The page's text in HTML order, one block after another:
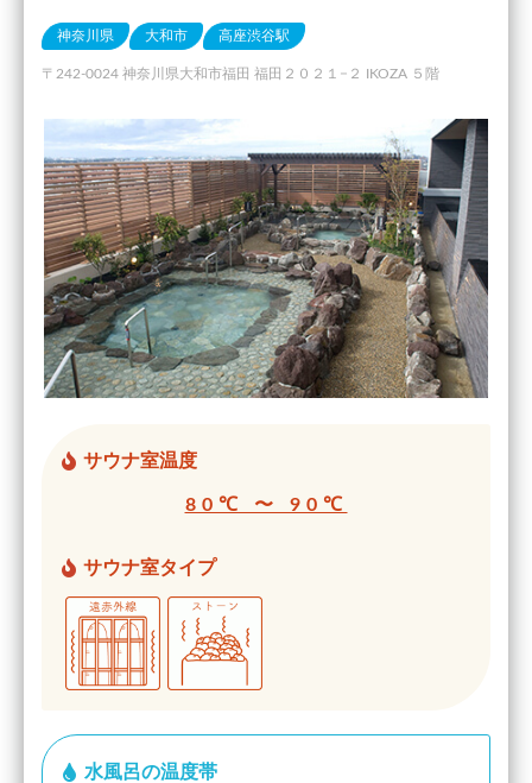
神奈川県 大和市 高座渋谷駅
〒242-0024 神奈川県大和市福田 福田２０２１−２ IKOZA ５階
サウナ室温度
80℃ 〜 90℃
サウナ室タイプ
水風呂の温度帯